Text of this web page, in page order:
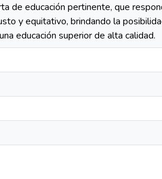
de educación pertinente, que
y equitativo, brindando la
educación superior de alta calidad.